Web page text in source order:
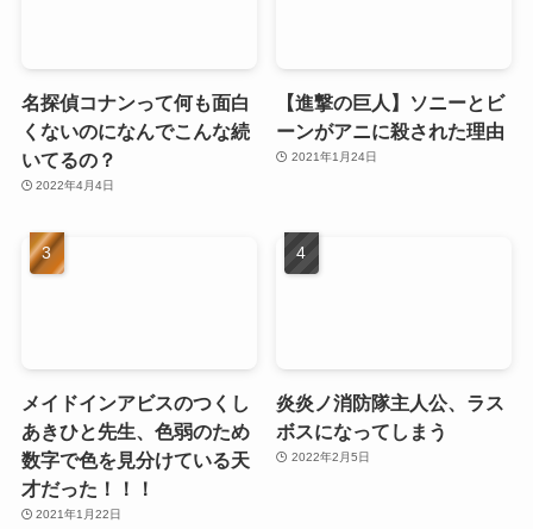
名探偵コナンって何も面白
くないのになんでこんな続
いてるの？
2022年4月4日
【進撃の巨人】ソニーとビ
ーンがアニに殺された理由
2021年1月24日
メイドインアビスのつくし
あきひと先生、色弱のため
数字で色を見分けている天
才だった！！！
2021年1月22日
炎炎ノ消防隊主人公、ラス
ボスになってしまう
2022年2月5日